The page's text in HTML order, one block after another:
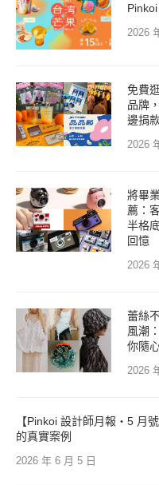
2026
免費
品牌
邊捐
2026
將畢
薦：
半格
回憶
2026
蕾絲
風潮
你隨
2026
【Pinkoi 設計師月報・5 月
的真實案例
2026 年 6 月 5 日